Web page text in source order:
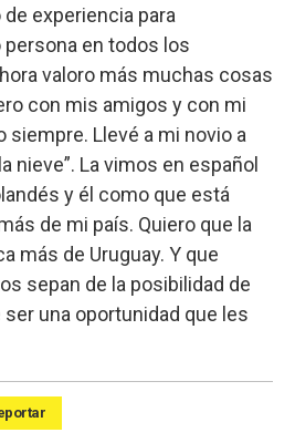
experiencia para
en todos los
valoro más muchas cosas
con mis amigos y con mi
siempre. Llevé a mi novio a
nieve”. La vimos en español
y él como que está
de mi país. Quiero que la
más de Uruguay. Y que
sepan de la posibilidad de
una oportunidad que les